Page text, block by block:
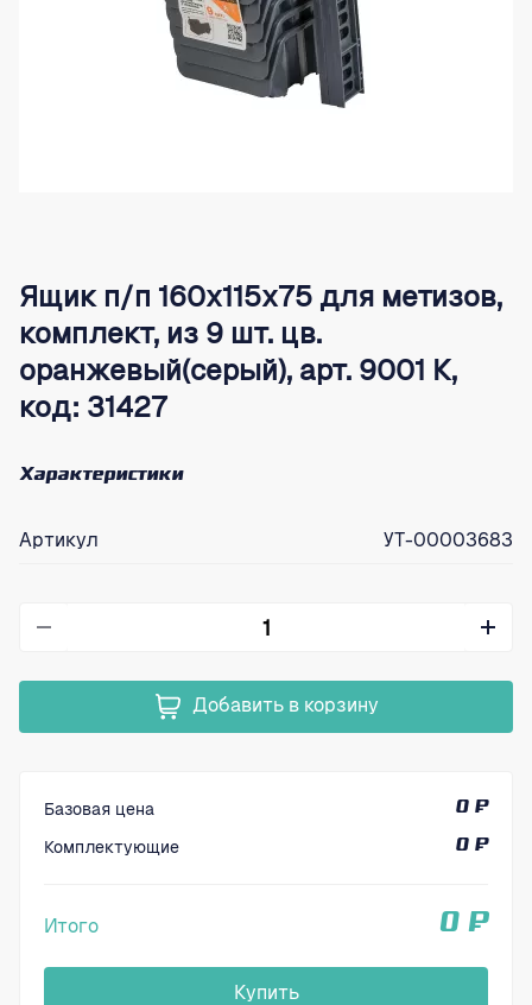
Ящик п/п 160х115х75 для метизов,
комплект, из 9 шт. цв.
оранжевый(серый), арт. 9001 К,
код: 31427
Характеристики
Артикул УТ-00003683
Добавить в корзину
Базовая цена
0 ₽
Комплектующие
0 ₽
Итого 0 ₽
Купить